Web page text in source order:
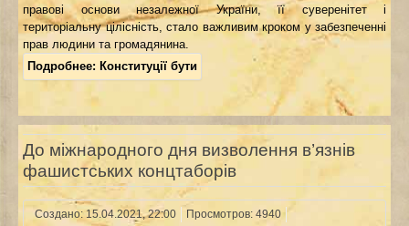
правові основи незалежної України, її суверенітет і
територіальну цілісність, стало важливим кроком у забезпеченні
прав людини та громадянина.
Подробнее: Конституції бути
До міжнародного дня визволення в’язнів
фашистських концтаборів
Создано: 15.04.2021, 22:00 Просмотров: 4940